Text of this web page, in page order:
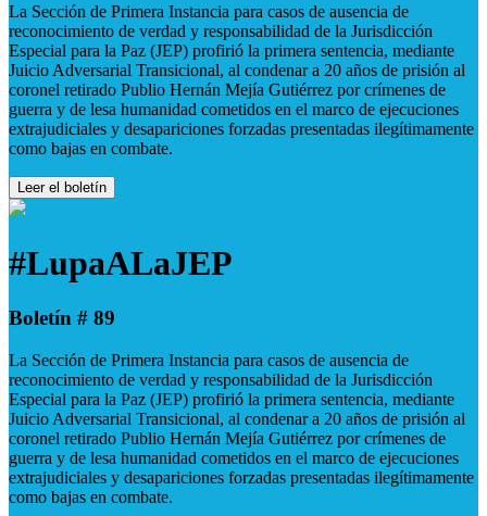
La Sección de Primera Instancia para casos de ausencia de
reconocimiento de verdad y responsabilidad de la Jurisdicción
Especial para la Paz (JEP) profirió la primera sentencia, mediante
Juicio Adversarial Transicional, al condenar a 20 años de prisión al
coronel retirado Publio Hernán Mejía Gutiérrez por crímenes de
guerra y de lesa humanidad cometidos en el marco de ejecuciones
extrajudiciales y desapariciones forzadas presentadas ilegítimamente
como bajas en combate.
Leer el boletín
#LupaALaJEP
Boletín # 89
La Sección de Primera Instancia para casos de ausencia de
reconocimiento de verdad y responsabilidad de la Jurisdicción
Especial para la Paz (JEP) profirió la primera sentencia, mediante
Juicio Adversarial Transicional, al condenar a 20 años de prisión al
coronel retirado Publio Hernán Mejía Gutiérrez por crímenes de
guerra y de lesa humanidad cometidos en el marco de ejecuciones
extrajudiciales y desapariciones forzadas presentadas ilegítimamente
como bajas en combate.